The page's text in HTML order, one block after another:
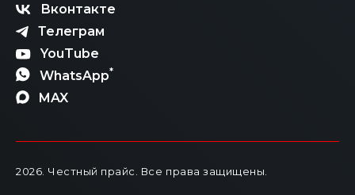
Вконтакте
Телеграм
YouTube
WhatsApp*
MAX
2026 . Честный прайс. Все права защищены.